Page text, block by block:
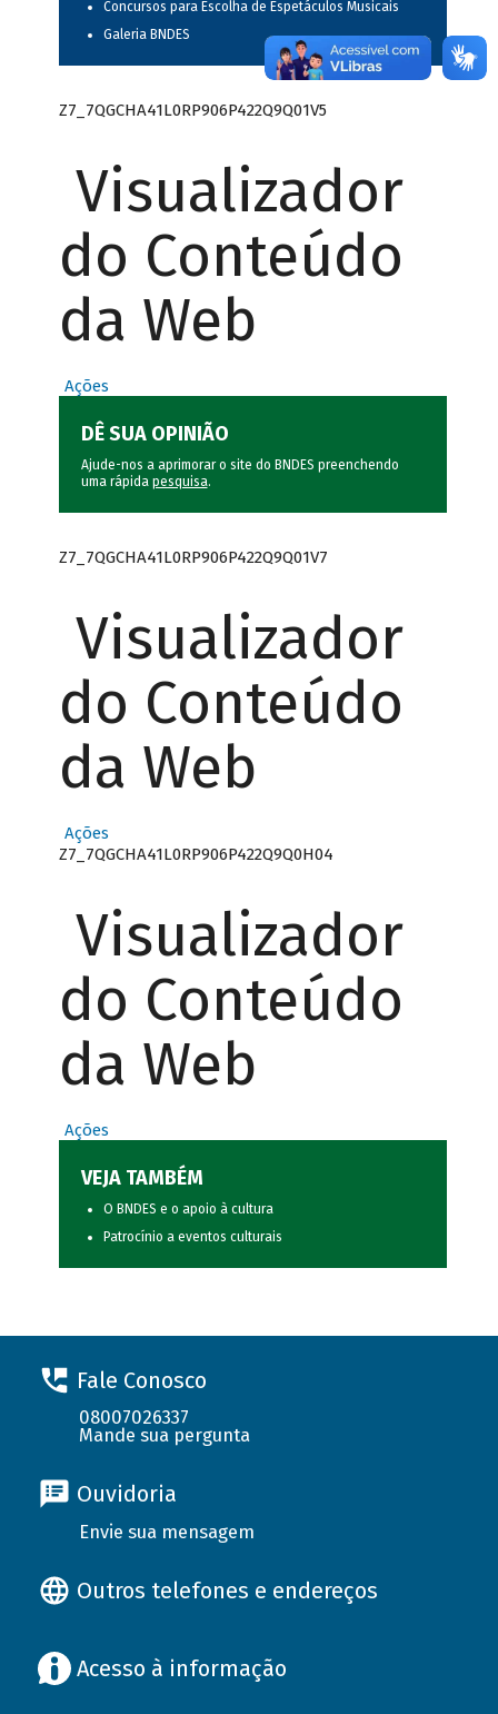
Concursos para Escolha de Espetáculos Musicais
Galeria BNDES
Z7_7QGCHA41L0RP906P422Q9Q01V5
Visualizador
do Conteúdo
da Web
Ações
DÊ SUA OPINIÃO
Ajude-nos a aprimorar o site do BNDES preenchendo
uma rápida pesquisa.
Z7_7QGCHA41L0RP906P422Q9Q01V7
Visualizador
do Conteúdo
da Web
Ações
Z7_7QGCHA41L0RP906P422Q9Q0H04
Visualizador
do Conteúdo
da Web
Ações
VEJA TAMBÉM
O BNDES e o apoio à cultura
Patrocínio a eventos culturais
Fale Conosco
08007026337
Mande sua pergunta
Ouvidoria
Envie sua mensagem
Outros telefones e endereços
Acesso à informação